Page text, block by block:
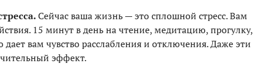
Сейчас ваша жизнь — это сплошной стресс. Вам
15 минут в день на чтение, медитацию, прогулку,
вам чувство расслабления и отключения. Даже эти
эффект.